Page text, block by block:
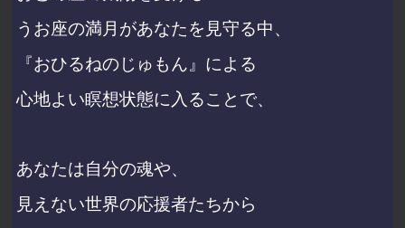
うお座の満月があなたを見守る中、
『おひるねのじゅもん』による
心地よい瞑想状態に入ることで、
あなたは自分の魂や、
見えない世界の応援者たちから